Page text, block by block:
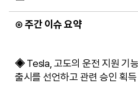
⊙ 주간 이슈 요약
◈ Tesla, 고도의 운전 지원 기
출시를 선언하고 관련 승인 획득